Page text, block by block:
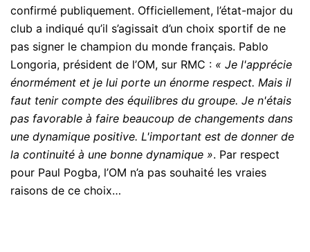
confirmé publiquement. Officiellement, l’état-major du
club a indiqué qu’il s’agissait d’un choix sportif de ne
pas signer le champion du monde français. Pablo
Longoria, président de l’OM, sur RMC : « Je l'apprécie
énormément et je lui porte un énorme respect. Mais il
faut tenir compte des équilibres du groupe. Je n'étais
pas favorable à faire beaucoup de changements dans
une dynamique positive. L'important est de donner de
la continuité à une bonne dynamique ». Par respect
pour Paul Pogba, l’OM n’a pas souhaité les vraies
raisons de ce choix…